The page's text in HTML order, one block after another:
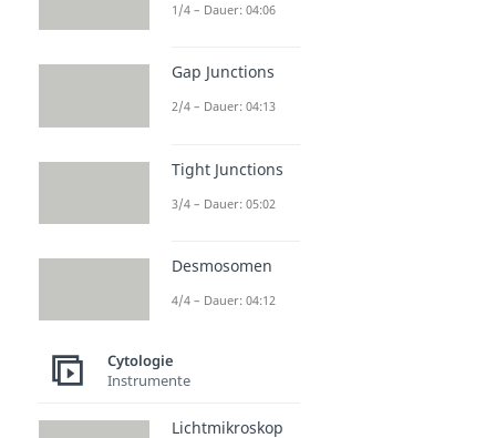
1/4 – Dauer: 04:06
Gap Junctions
2/4 – Dauer: 04:13
Tight Junctions
3/4 – Dauer: 05:02
Desmosomen
4/4 – Dauer: 04:12
Cytologie
Instrumente
Lichtmikroskop